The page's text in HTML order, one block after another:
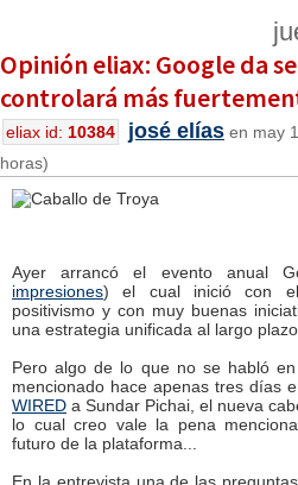
Opinión eliax: Google da
controlará más
eliax id: 10384 josé elías en may
horas)
Ayer arrancó el evento anual
impresiones) el cual inició con
positivismo y con muy buenas
una estrategia unificada al largo
Pero algo de lo que no se habló
mencionado hace apenas tres días
WIRED a Sundar Pichai, el nueva
lo cual creo vale la pena
futuro de la plataforma...